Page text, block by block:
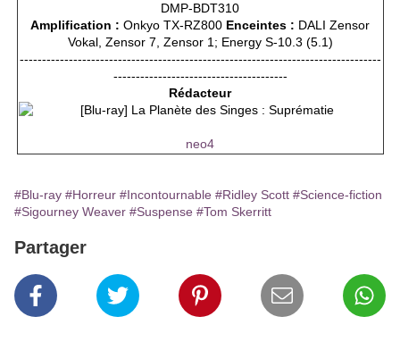
DMP-BDT310
Amplification : Onkyo TX-RZ800 Enceintes : DALI Zensor
Vokal, Zensor 7, Zensor 1; Energy S-10.3 (5.1)
---------------------------------------------------------------------------------
---------------------------------------
Rédacteur
neo4
#Blu-ray #Horreur #Incontournable #Ridley Scott #Science-fiction
#Sigourney Weaver #Suspense #Tom Skerritt
Partager